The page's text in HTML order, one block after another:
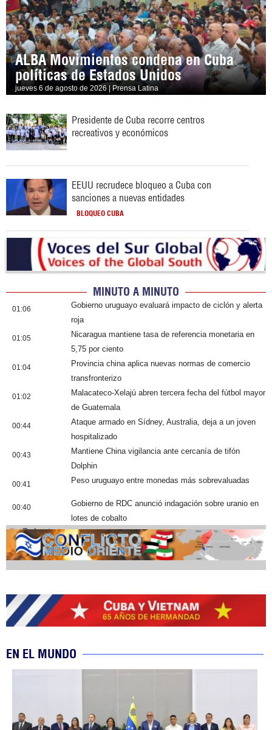
ALBA Movimientos condena en Cuba
políticas de Estados Unidos
jueves 6 de agosto de 2026 | Prensa Latina
Presidente de Cuba recorre centros
recreativos y económicos
EEUU recrudece bloqueo a Cuba con
sanciones a nuevas entidades
BLOQUEO CUBA
MINUTO A MINUTO
01:06
Gobierno uruguayo evaluará impacto de ciclón y alerta
roja
01:05
Nicaragua mantiene tasa de referencia monetaria en
5,75 por ciento
01:04
Provincia china aplica nuevas normas de comercio
transfronterizo
01:02
Malacateco-Xelajú abren tercera fecha del fútbol mayor
de Guatemala
00:44
Ataque armado en Sídney, Australia, deja a un joven
hospitalizado
00:43
Mantiene China vigilancia ante cercanía de tifón
Dolphin
00:41 Peso uruguayo entre monedas más sobrevaluadas
00:40
Gobierno de RDC anunció indagación sobre uranio en
lotes de cobalto
Cobertura
EN EL MUNDO